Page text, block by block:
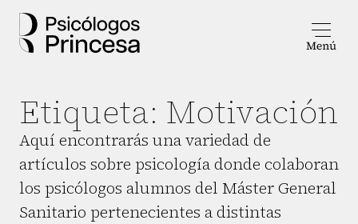
Etiqueta: Motivación
Aquí encontrarás una variedad de
artículos sobre psicología donde colaboran
los psicólogos alumnos del Máster General
Sanitario pertenecientes a distintas